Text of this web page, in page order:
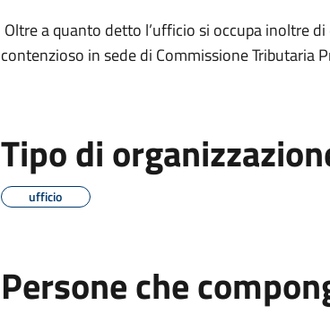
Oltre a quanto detto l’ufficio si occupa inoltre
contenzioso in sede di Commissione Tributaria
Tipo di
ufficio
Persone che